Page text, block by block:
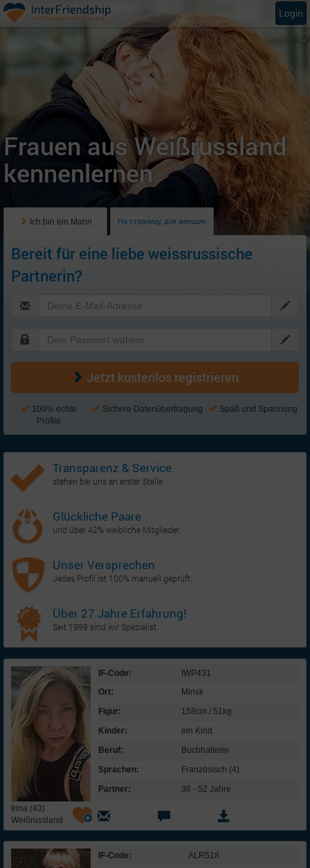
Frauen aus Weißrussland
kennenlernen
Ich bin ein Mann На страницу для женщин
Bereit für eine liebe weissrussische
Partnerin?
Jetzt kostenlos registrieren
100% echte
Profile
Sichere Datenübertragung Spaß und Spannung
Transparenz & Service
stehen bei uns an erster Stelle.
Glückliche Paare
und über 42% weibliche Mitglieder.
Unser Versprechen
Jedes Profil ist 100% manuell geprüft.
Über 27 Jahre Erfahrung!
Seit 1999 sind wir Spezialist.
Irina (43)
Weißrussland
IF-Code:
IWP431
Ort:
Minsk
Figur:
158cm / 51kg
Kinder:
ein Kind
Beruf:
Buchhalterin
Sprachen:
Französisch (4)
Partner:
36 - 52 Jahre
IF-Code:
ALR518
Login